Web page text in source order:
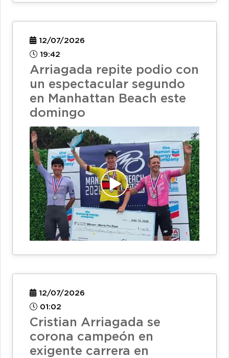
12/07/2026
19:42
Arriagada repite podio con
un espectacular segundo
en Manhattan Beach este
domingo
12/07/2026
01:02
Cristian Arriagada se
corona campeón en
exigente carrera en